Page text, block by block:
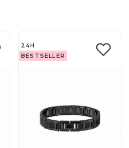
24H
BESTSELLER